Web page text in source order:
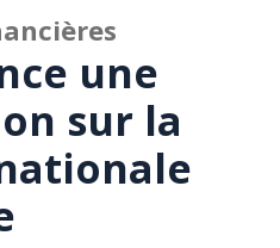
une
sur la